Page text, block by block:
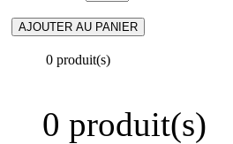
0 produit(s)
0 produit(s)